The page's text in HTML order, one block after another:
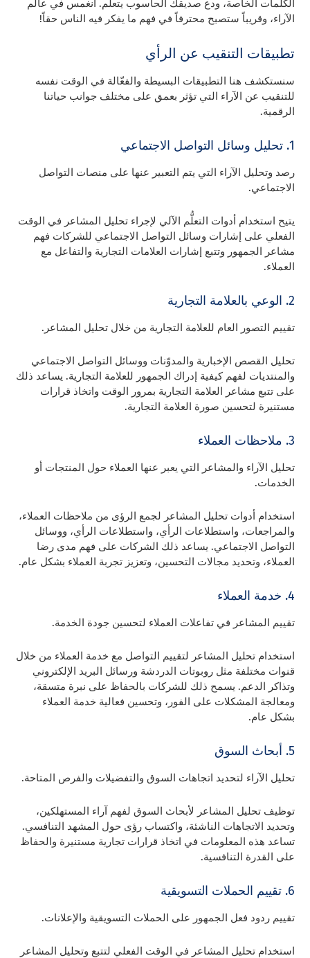
الكلمات الخاصة، ودع صديقك الحاسوب يتعلم. انغمس في عالم
الآراء، وقريباً ستصبح محترفاً في فهم ما يفكر فيه الناس حقاً!
تطبيقات التنقيب عن الرأي
سنستكشف هنا التطبيقات البسيطة والفعّالة في الوقت نفسه
للتنقيب عن الآراء التي تؤثر بعمق على مختلف جوانب حياتنا
الرقمية.
1. تحليل وسائل التواصل الاجتماعي
رصد وتحليل الآراء التي يتم التعبير عنها على منصات التواصل
الاجتماعي.
يتيح استخدام أدوات التعلُّم الآلي لإجراء تحليل المشاعر في الوقت
الفعلي على إشارات وسائل التواصل الاجتماعي للشركات فهم
مشاعر الجمهور وتتبع إشارات العلامات التجارية والتفاعل مع
العملاء.
2. الوعي بالعلامة التجارية
تقييم التصور العام للعلامة التجارية من خلال تحليل المشاعر.
تحليل القصص الإخبارية والمدوّنات ووسائل التواصل الاجتماعي
والمنتديات لفهم كيفية إدراك الجمهور للعلامة التجارية. يساعد ذلك
على تتبع مشاعر العلامة التجارية بمرور الوقت واتخاذ قرارات
مستنيرة لتحسين صورة العلامة التجارية.
3. ملاحظات العملاء
تحليل الآراء والمشاعر التي يعبر عنها العملاء حول المنتجات أو
الخدمات.
استخدام أدوات تحليل المشاعر لجمع الرؤى من ملاحظات العملاء،
والمراجعات، واستطلاعات الرأي، واستطلاعات الرأي، ووسائل
التواصل الاجتماعي. يساعد ذلك الشركات على فهم مدى رضا
العملاء، وتحديد مجالات التحسين، وتعزيز تجربة العملاء بشكل عام.
4. خدمة العملاء
تقييم المشاعر في تفاعلات العملاء لتحسين جودة الخدمة.
استخدام تحليل المشاعر لتقييم التواصل مع خدمة العملاء من خلال
قنوات مختلفة مثل روبوتات الدردشة ورسائل البريد الإلكتروني
وتذاكر الدعم. يسمح ذلك للشركات بالحفاظ على نبرة متسقة،
ومعالجة المشكلات على الفور، وتحسين فعالية خدمة العملاء
بشكل عام.
5. أبحاث السوق
تحليل الآراء لتحديد اتجاهات السوق والتفضيلات والفرص المتاحة.
توظيف تحليل المشاعر لأبحاث السوق لفهم آراء المستهلكين،
وتحديد الاتجاهات الناشئة، واكتساب رؤى حول المشهد التنافسي.
تساعد هذه المعلومات في اتخاذ قرارات تجارية مستنيرة والحفاظ
على القدرة التنافسية.
6. تقييم الحملات التسويقية
تقييم ردود فعل الجمهور على الحملات التسويقية والإعلانات.
استخدام تحليل المشاعر في الوقت الفعلي لتتبع وتحليل المشاعر